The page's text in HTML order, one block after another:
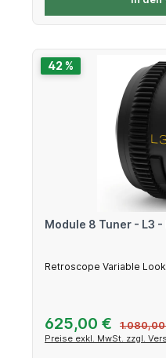
Module 8 Tuner - L3 -
Retroscope Variable
Verkaufspreis:
625,00 €
42 %
Preise exkl. MwSt. zzgl.